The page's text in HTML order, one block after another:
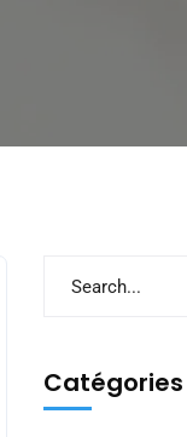
Catégories